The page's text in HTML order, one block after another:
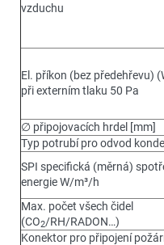
vzduchu
El. příkon (bez předehřevu)
při externím tlaku 50 Pa
∅ připojovacích hrdel [mm]
Typ potrubí pro odvod
SPI specifická (měrná)
energie W/m³/h
Max. počet všech čidel
(CO2/RH/RADON…)
Konektor pro připojení